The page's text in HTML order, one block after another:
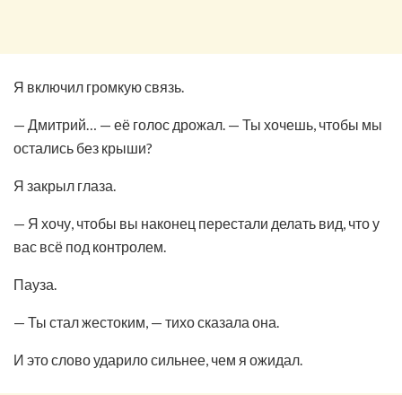
Я включил громкую связь.
— Дмитрий… — её голос дрожал. — Ты хочешь, чтобы мы
остались без крыши?
Я закрыл глаза.
— Я хочу, чтобы вы наконец перестали делать вид, что у
вас всё под контролем.
Пауза.
— Ты стал жестоким, — тихо сказала она.
И это слово ударило сильнее, чем я ожидал.